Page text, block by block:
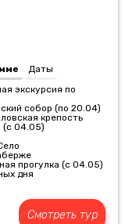
Даты
экскурсия по
собор (по 20.04)
крепость
(с 04.05)
прогулка (с 04.05)
дня
Смотреть тур